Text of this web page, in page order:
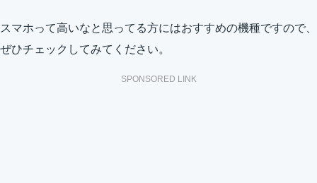
スマホって高いなと思ってる方にはおすすめの機種ですので、
ぜひチェックしてみてください。
SPONSORED LINK